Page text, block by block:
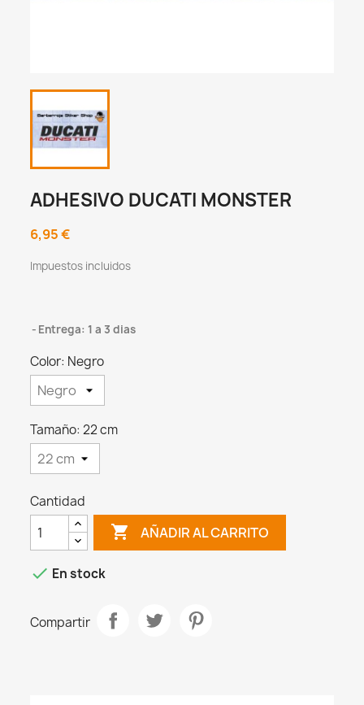
ADHESIVO DUCATI MONSTER
6,95 €
Impuestos incluidos
Entrega: 1 a 3 dias
Color: Negro
Tamaño: 22 cm
Cantidad
 AÑADIR AL CARRITO
 En stock
Compartir